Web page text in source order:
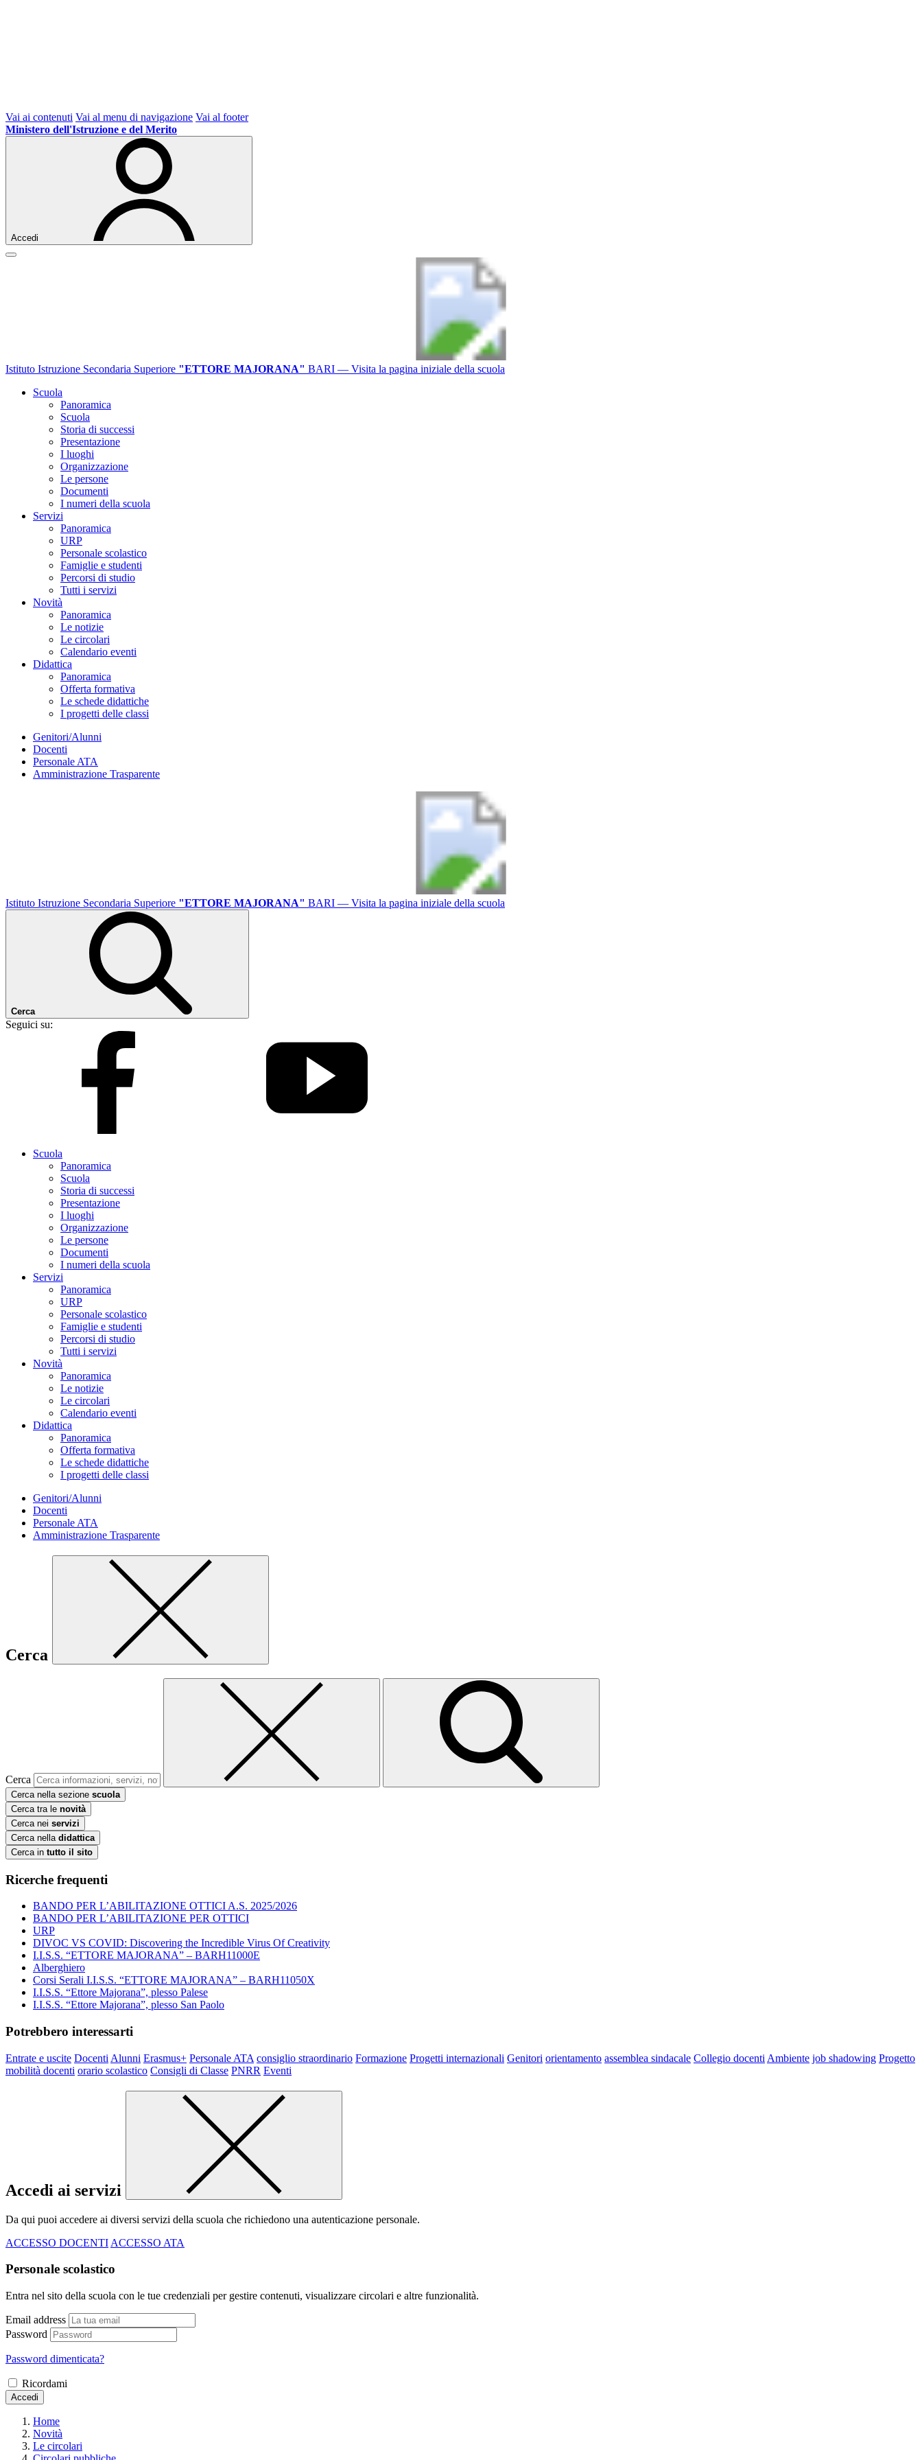
Vai ai contenuti Vai al menu di navigazione Vai al footer
Ministero dell'Istruzione e del Merito
Accedi
Istituto Istruzione Secondaria Superiore "ETTORE MAJORANA" BARI — Visita la pagina iniziale della scuola
Scuola
Panoramica
Scuola
Storia di successi
Presentazione
I luoghi
Organizzazione
Le persone
Documenti
I numeri della scuola
Servizi
Panoramica
URP
Personale scolastico
Famiglie e studenti
Percorsi di studio
Tutti i servizi
Novità
Panoramica
Le notizie
Le circolari
Calendario eventi
Didattica
Panoramica
Offerta formativa
Le schede didattiche
I progetti delle classi
Genitori/Alunni
Docenti
Personale ATA
Amministrazione Trasparente
Istituto Istruzione Secondaria Superiore "ETTORE MAJORANA" BARI — Visita la pagina iniziale della scuola
Cerca
Seguici su:
Scuola
Panoramica
Scuola
Storia di successi
Presentazione
I luoghi
Organizzazione
Le persone
Documenti
I numeri della scuola
Servizi
Panoramica
URP
Personale scolastico
Famiglie e studenti
Percorsi di studio
Tutti i servizi
Novità
Panoramica
Le notizie
Le circolari
Calendario eventi
Didattica
Panoramica
Offerta formativa
Le schede didattiche
I progetti delle classi
Genitori/Alunni
Docenti
Personale ATA
Amministrazione Trasparente
Cerca
Cerca
Cerca nella sezione scuola
Cerca tra le novità
Cerca nei servizi
Cerca nella didattica
Cerca in tutto il sito
Ricerche frequenti
BANDO PER L’ABILITAZIONE OTTICI A.S. 2025/2026
BANDO PER L’ABILITAZIONE PER OTTICI
URP
DIVOC VS COVID: Discovering the Incredible Virus Of Creativity
I.I.S.S. “ETTORE MAJORANA” – BARH11000E
Alberghiero
Corsi Serali I.I.S.S. “ETTORE MAJORANA” – BARH11050X
I.I.S.S. “Ettore Majorana”, plesso Palese
I.I.S.S. “Ettore Majorana”, plesso San Paolo
Potrebbero interessarti
Entrate e uscite Docenti Alunni Erasmus+ Personale ATA consiglio straordinario Formazione Progetti internazionali Genitori orientamento assemblea sindacale Collegio docenti Ambiente job shadowing Progetto
mobilità docenti orario scolastico Consigli di Classe PNRR Eventi
Accedi ai servizi
Da qui puoi accedere ai diversi servizi della scuola che richiedono una autenticazione personale.
ACCESSO DOCENTI ACCESSO ATA
Personale scolastico
Entra nel sito della scuola con le tue credenziali per gestire contenuti, visualizzare circolari e altre funzionalità.
Email address
Password
Password dimenticata?
Ricordami
Accedi
Home
Novità
Le circolari